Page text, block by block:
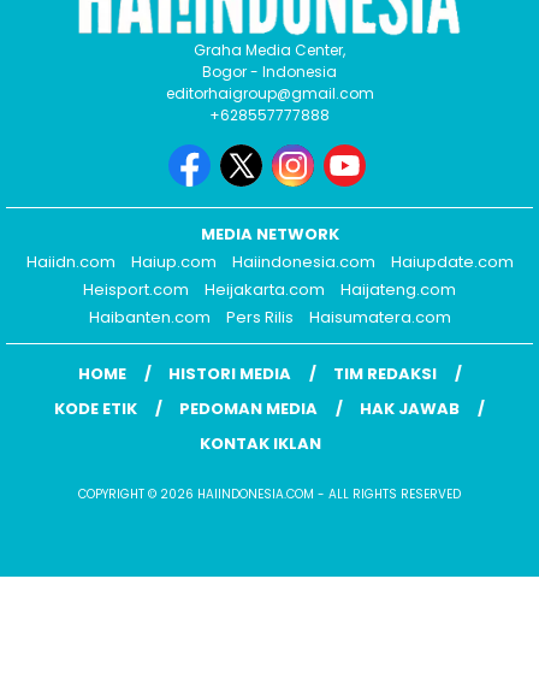
Graha Media Center,
Bogor - Indonesia
editorhaigroup@gmail.com
+628557777888
MEDIA NETWORK
Haiidn.com
Haiup.com Haiindonesia.com
Haiupdate.com
Heisport.com
Heijakarta.com
Haijateng.com
Haibanten.com
Pers Rilis Haisumatera.com
HOME HISTORI MEDIA
TIM REDAKSI
KODE ETIK
PEDOMAN MEDIA
HAK JAWAB
KONTAK IKLAN
COPYRIGHT © 2026 HAIINDONESIA.COM - ALL RIGHTS RESERVED